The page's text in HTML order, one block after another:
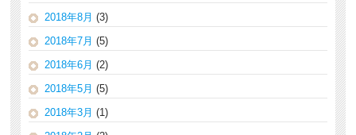
2018年8月 (3)
2018年7月 (5)
2018年6月 (2)
2018年5月 (5)
2018年3月 (1)